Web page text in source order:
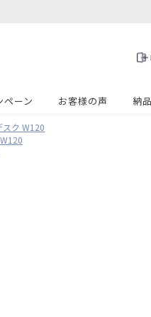
ペーン お客様の声 納
スク W120